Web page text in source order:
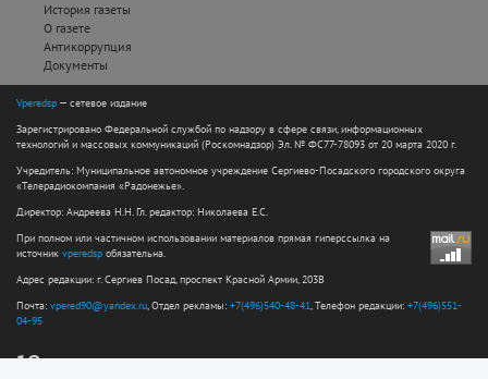
История газеты
О газете
Антикоррупция
Документы
Vperedsp — сетевое издание
Зарегистрировано Федеральной службой по надзору в сфере связи, информационных
технологий и массовых коммуникаций (Роскомнадзор) Эл. № ФС77-78093 от 20 марта 2020 г.
Учредитель: Муниципальное автономное учреждение Сергиево-Посадского городского округа
«Телерадиокомпания «Радонежье».
Директор: Андреева Н.Н. Гл. редактор: Николаева Е.С.
При полном или частичном использовании материалов прямая гиперссылка на
источник vperedsp обязательна.
Адрес редакции: г. Сергиев Посад, проспект Красной Армии, 203В
Почта: vpered90@yandex.ru, Отдел рекламы: +7(496)540-48-41, Телефон редакции: +7(496)551-
04-95
12+